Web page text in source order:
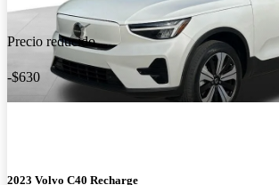
Precio reducido
-$630
2023 Volvo C40 Recharge